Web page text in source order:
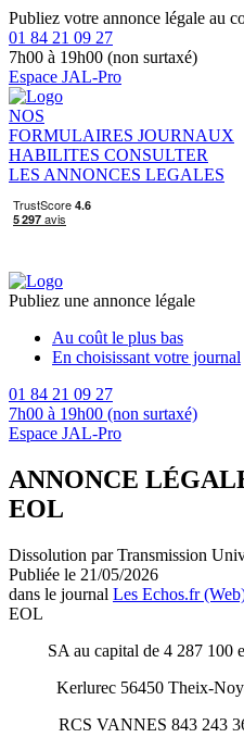
Publiez votre annonce légale au
01 84 21 09 27
7h00 à 19h00 (non surtaxé)
Espace JAL-Pro
NOS
FORMULAIRES JOURNAUX
HABILITES CONSULTER
LES ANNONCES LEGALES
Publiez une annonce légale
Au coût le plus bas
En choisissant votre journal
01 84 21 09 27
7h00 à 19h00 (non surtaxé)
Espace JAL-Pro
ANNONCE
EOL
Dissolution par Transmission
Publiée le 21/05/2026
dans le journal Les Echos.fr
EOL
SA au capital de 4 287 100
Kerlurec 56450 Theix-
RCS VANNES 843 243